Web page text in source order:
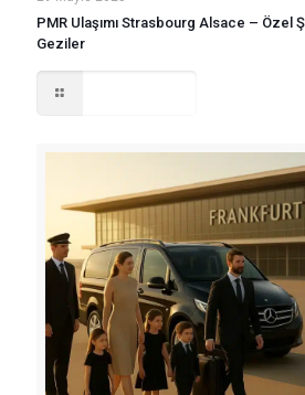
PMR Ulaşımı Strasbourg Alsace – Özel
Geziler